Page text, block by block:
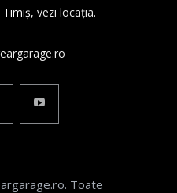
Timiș, vezi locația.
Toate